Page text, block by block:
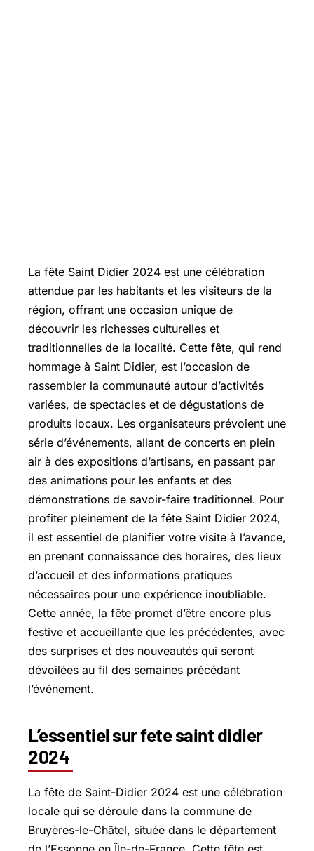
La fête Saint Didier 2024 est une célébration
attendue par les habitants et les visiteurs de la
région, offrant une occasion unique de
découvrir les richesses culturelles et
traditionnelles de la localité. Cette fête, qui rend
hommage à Saint Didier, est l’occasion de
rassembler la communauté autour d’activités
variées, de spectacles et de dégustations de
produits locaux. Les organisateurs prévoient une
série d’événements, allant de concerts en plein
air à des expositions d’artisans, en passant par
des animations pour les enfants et des
démonstrations de savoir-faire traditionnel. Pour
profiter pleinement de la fête Saint Didier 2024,
il est essentiel de planifier votre visite à l’avance,
en prenant connaissance des horaires, des lieux
d’accueil et des informations pratiques
nécessaires pour une expérience inoubliable.
Cette année, la fête promet d’être encore plus
festive et accueillante que les précédentes, avec
des surprises et des nouveautés qui seront
dévoilées au fil des semaines précédant
l’événement.
L’essentiel sur fete saint didier
2024
La fête de Saint-Didier 2024 est une célébration
locale qui se déroule dans la commune de
Bruyères-le-Châtel, située dans le département